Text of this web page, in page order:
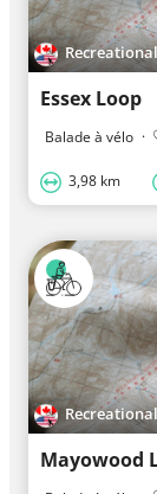
Essex Loop
Balade à vélo ·
3,98 km
Mayowood